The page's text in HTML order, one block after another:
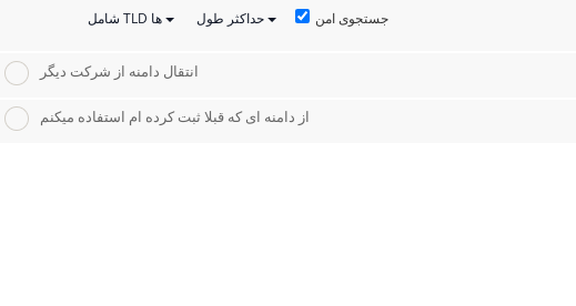
شامل TLD ها حداکثر طول جستجوی امن
انتقال دامنه از شرکت دیگر
از دامنه ای که قبلا ثبت کرده ام استفاده میکنم